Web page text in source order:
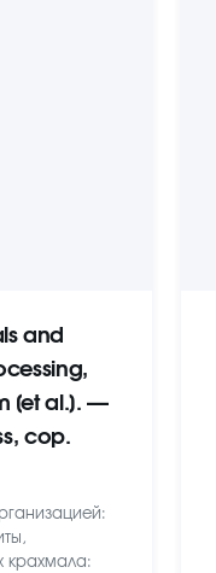
and
[et al.]. —
cop.
крахмала: